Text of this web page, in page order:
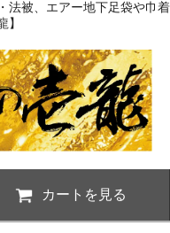
法被、エアー地下足袋や巾着
カートを見る